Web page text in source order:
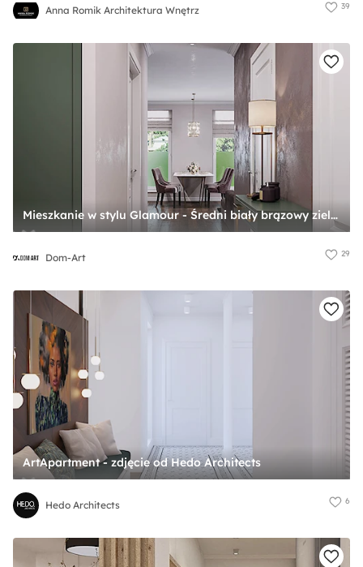
Anna Romik Architektura Wnętrz 39
Mieszkanie w stylu Glamour - Średni biały brązowy zielony hol / przedpokój, styl glamour - zdjęcie od Dom-Art
Dom-Art 29
ArtApartment - zdjęcie od Hedo Architects
Hedo Architects 6